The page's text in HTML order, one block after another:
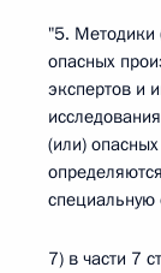
"5. Методики
опасных
экспертов и
(или)
специальную
7) в части 7